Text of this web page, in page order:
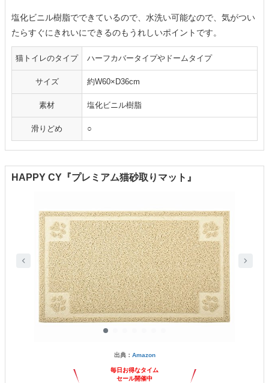
塩化ビニル樹脂でできているので、水洗い可能なので、気がつい
たらすぐにきれいにできるのもうれしいポイントです。
猫トイレのタイプ ハーフカバータイプやドームタイプ
サイズ 約W60×D36cm
素材 塩化ビニル樹脂
滑りどめ ○
HAPPY CY『プレミアム猫砂取りマット』
出典： Amazon
毎日お得なタイム
セール開催中